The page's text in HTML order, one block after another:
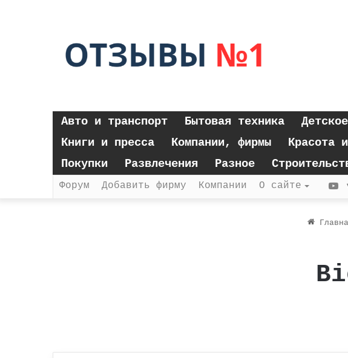
Авто и транспорт Бытовая техника Детское
Книги и пресса
Компании, фирмы Красота
Покупки
Развлечения Разное
Форум Добавить фирму Компании О сайте